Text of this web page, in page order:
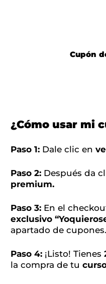
Cupón
¿Cómo usar mi
Paso 1: Dale clic en
Paso 2: Después da
premium.
Paso 3: En el
exclusivo
apartado de cupones.
Paso 4: ¡Listo! Tienes
la compra de tu